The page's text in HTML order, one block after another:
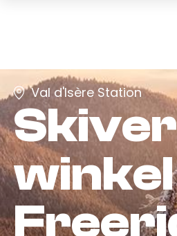
Val d'Isère Station
winkel